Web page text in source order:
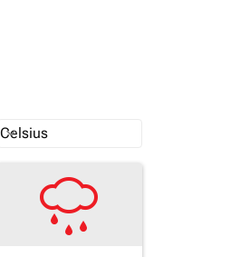
Weather unit option Celsius
Celsius
keyboard_arrow_down